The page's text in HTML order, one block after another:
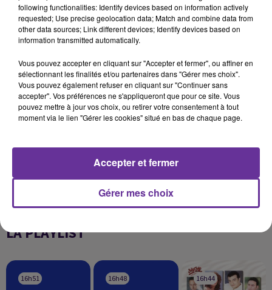
a précisé la Commission.
LA PLAYLIST
16h51
16h51 16h48
16h48 16h44
16h44
following functionalities: Identify devices based on information actively
requested; Use precise geolocation data; Match and combine data from
other data sources; Link different devices; Identify devices based on
information transmitted automatically.
Vous pouvez accepter en cliquant sur "Accepter et fermer", ou affiner en
sélectionnant les finalités et/ou partenaires dans "Gérer mes choix".
Vous pouvez également refuser en cliquant sur "Continuer sans
accepter". Vos préférences ne s'appliqueront que pour ce site. Vous
pouvez mettre à jour vos choix, ou retirer votre consentement à tout
moment via le lien "Gérer les cookies" situé en bas de chaque page.
Gérer mes choix
Accepter et fermer